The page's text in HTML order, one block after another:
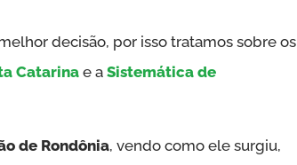
decisão, por isso tratamos sobre os
Catarinae aSistemática de
de Rondônia, vendo como ele surgiu,